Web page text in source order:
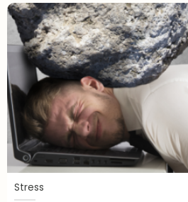
Motivation
Om Mad
Inspiration
Madlavning
Overgangsalder
Proteiner i praksis
Sense gennem 10 år
Sense Stories
Spørgeforum
Stress